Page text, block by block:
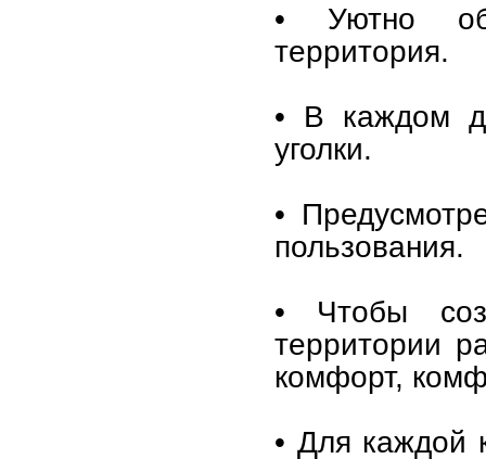
• Уютно
территория.
• В каждом
уголки.
•
пользования.
• Чтобы
территории
комфорт,
• Для каждой